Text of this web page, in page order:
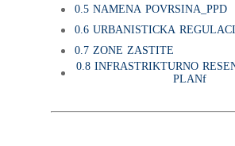
0.5 NAMENA POVRSINA_PPD
0.6 URBANISTICKA
0.7 ZONE ZASTITE
0.8 INFRASTRIKTURNO
PLANf